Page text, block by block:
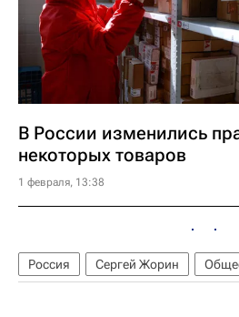
В России изменились
некоторых товаров
1 февраля, 13:38
Россия Сергей Жорин